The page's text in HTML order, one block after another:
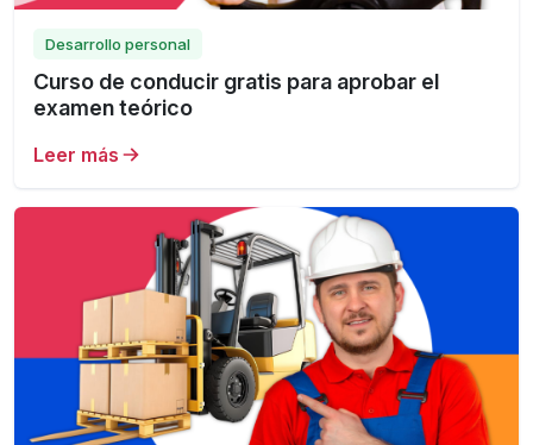
Desarrollo personal
Curso de conducir gratis para aprobar el
examen teórico
Leer más